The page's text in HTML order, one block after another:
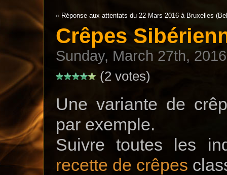
« Réponse aux attentats du 22 Mars 2016 à Bruxelles
Crêpes
Sunday, March 27th, 2016
(2 votes)
Une variante de
par exemple.
Suivre toutes les
recette de crêpes